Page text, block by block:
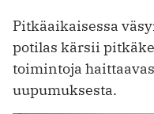
Pitkäaikaisessa
potilas kärsii
toimintoja
uupumuksesta.